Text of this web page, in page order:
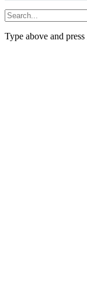
Type above and press